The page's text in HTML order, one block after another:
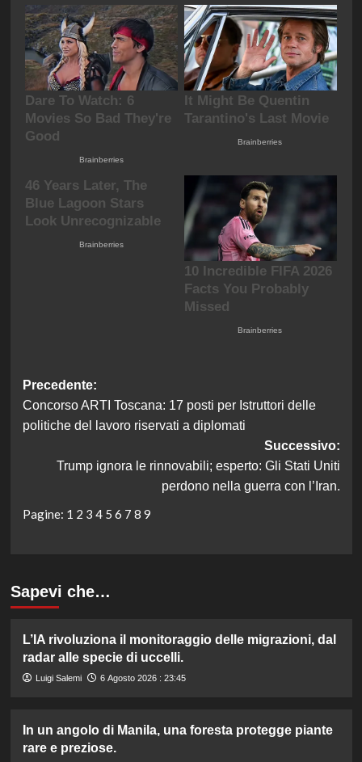
Navigazione
articolo
Precedente:
Concorso ARTI Toscana: 17 posti per Istruttori delle
politiche del lavoro riservati a diplomati
Successivo:
Trump ignora le rinnovabili; esperto: Gli Stati Uniti
perdono nella guerra con l’Iran.
Pagine: 1 2 3 4 5 6 7 8 9
Sapevi che…
L’IA rivoluziona il monitoraggio delle migrazioni, dal
radar alle specie di uccelli.
Luigi Salemi 6 Agosto 2026 : 23:45
In un angolo di Manila, una foresta protegge piante
rare e preziose.